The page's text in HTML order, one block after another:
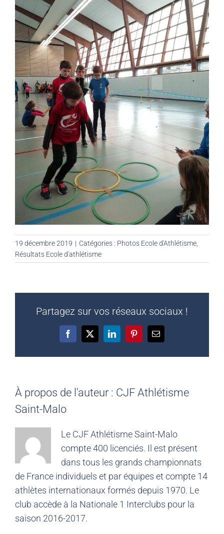
19 décembre 2019 | Catégories : Photos Ecole d'Athlétisme
Résultats Ecole d'athlétisme
Partagez sur vos réseaux sociaux !
Facebook
X LinkedInPinterestEmail
À propos de l'auteur : CJF Athlétisme
Saint-Malo
Le CJF Athlétisme Saint-Malo
compte 400 licenciés. Il est présent
dans tous les grands championnats
de France individuels et par équipes et compte 14
athlètes internationaux formés depuis 1970. Le
club accède à la Nationale 1 Interclubs pour la
saison 2016-2017.